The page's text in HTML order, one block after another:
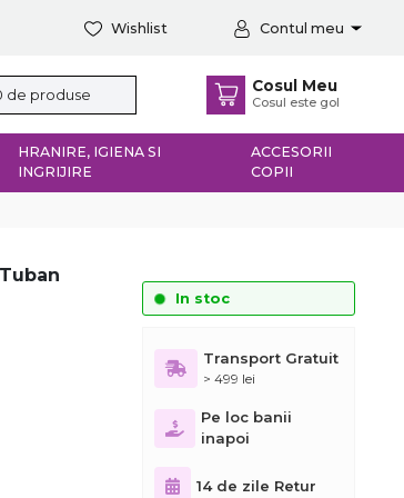
Wishlist Contul meu
Cosul Meu
Cosul este gol
HRANIRE, IGIENA SI
INGRIJIRE
ACCESORII
COPII
In stoc
Transport Gratuit
> 499 lei
Pe loc banii
inapoi
14 de zile Retur